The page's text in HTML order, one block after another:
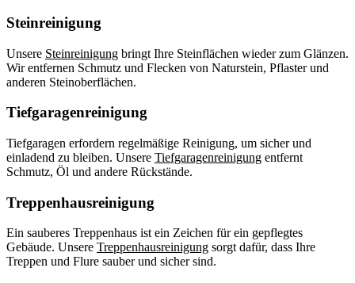
Steinreinigung
Unsere Steinreinigung bringt Ihre Steinflächen wieder zum Glänzen.
Wir entfernen Schmutz und Flecken von Naturstein, Pflaster und
anderen Steinoberflächen.
Tiefgaragenreinigung
Tiefgaragen erfordern regelmäßige Reinigung, um sicher und
einladend zu bleiben. Unsere Tiefgaragenreinigung entfernt
Schmutz, Öl und andere Rückstände.
Treppenhausreinigung
Ein sauberes Treppenhaus ist ein Zeichen für ein gepflegtes
Gebäude. Unsere Treppenhausreinigung sorgt dafür, dass Ihre
Treppen und Flure sauber und sicher sind.